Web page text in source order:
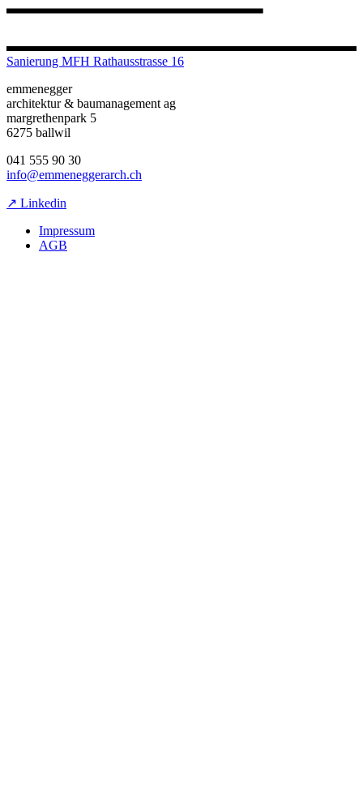
Sanierung MFH Rathausstrasse 16
emmenegger
architektur & baumanagement ag
margrethenpark 5
6275 ballwil
041 555 90 30
info@emmeneggerarch.ch
↗ Linkedin
Impressum
AGB